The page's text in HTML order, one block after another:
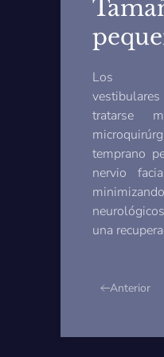
Los
tratarse
temprano
nervio
una
Anterior